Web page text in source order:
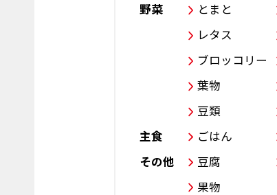
野菜
とまと
レタス
ブロッコリー
葉物
豆類
主食
ごはん
その他
豆腐
果物